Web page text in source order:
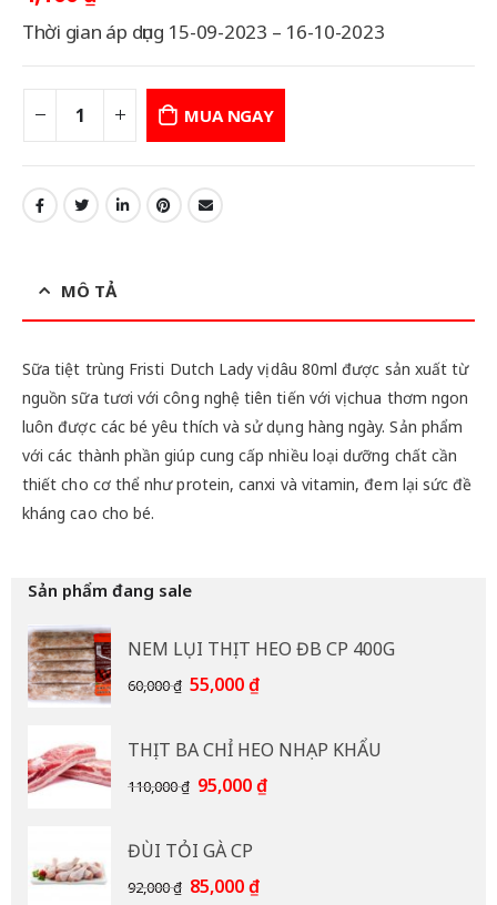
Thời gian áp dụng 15-09-2023 – 16-10-2023
MUA NGAY
MÔ TẢ
Sữa tiệt trùng Fristi Dutch Lady vị dâu 80ml được sản xuất từ
nguồn sữa tươi với công nghệ tiên tiến với vị chua thơm ngon
luôn được các bé yêu thích và sử dụng hàng ngày. Sản phẩm
với các thành phần giúp cung cấp nhiều loại dưỡng chất cần
thiết cho cơ thể như protein, canxi và vitamin, đem lại sức đề
kháng cao cho bé.
Sản phẩm đang sale
NEM LỤI THỊT HEO ĐB CP 400G
60,000₫ Giá
60,000 ₫.
55,000₫Giá
là:
55,000 ₫.
THỊT BA CHỈ HEO NHẠP KHẨU
110,000₫ Giá
110,000 ₫.
95,000₫Giá
ĐÙI TỎI GÀ CP
92,000₫ Giá
85,000₫Giá